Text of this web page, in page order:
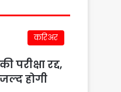
करिअर
परीक्षा रद्द,
होगी